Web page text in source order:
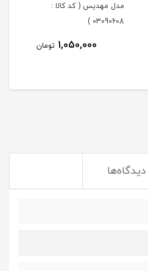
مدل مهدیس ( کد کالا :
03090608 )
1,050,000 تومان
دیدگاه‌ها